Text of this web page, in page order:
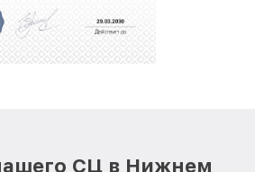
СЦ в Нижнем